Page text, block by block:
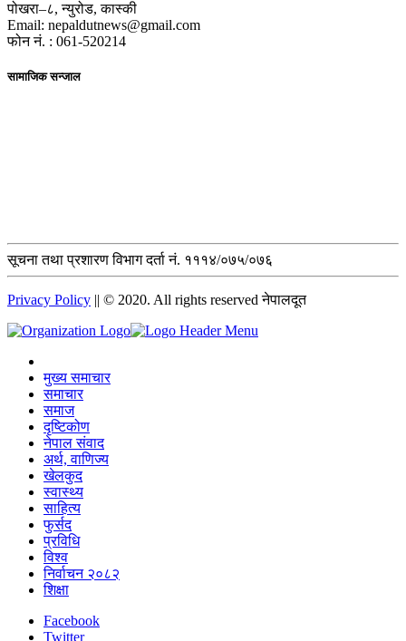
पोखरा–८, न्युरोड, कास्की
Email: nepaldutnews@gmail.com
फोन नं. : 061-520214
सामाजिक सन्जाल
सूचना तथा प्रशारण विभाग दर्ता नं. १११४/०७५/०७६
Privacy Policy || © 2020. All rights reserved नेपालदूत
मुख्य समाचार
समाचार
समाज
दृष्टिकोण
नेपाल संवाद
अर्थ, वाणिज्य
खेलकुद
स्वास्थ्य
साहित्य
फुर्सद
प्रविधि
विश्व
निर्वाचन २०८२
शिक्षा
Facebook
Twitter